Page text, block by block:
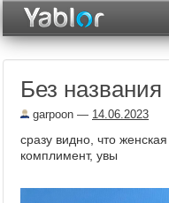
Без названия
garpoon — 14.06.2023
сразу видно, что
комплимент, увы